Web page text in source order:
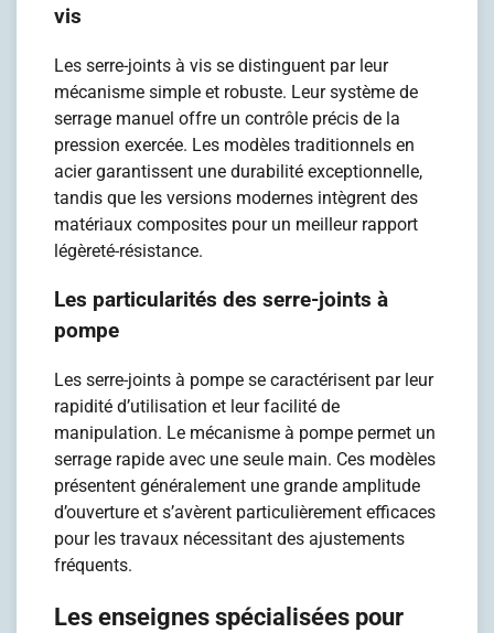
vis
Les serre-joints à vis se distinguent par leur
mécanisme simple et robuste. Leur système de
serrage manuel offre un contrôle précis de la
pression exercée. Les modèles traditionnels en
acier garantissent une durabilité exceptionnelle,
tandis que les versions modernes intègrent des
matériaux composites pour un meilleur rapport
légèreté-résistance.
Les particularités des serre-joints à
pompe
Les serre-joints à pompe se caractérisent par leur
rapidité d’utilisation et leur facilité de
manipulation. Le mécanisme à pompe permet un
serrage rapide avec une seule main. Ces modèles
présentent généralement une grande amplitude
d’ouverture et s’avèrent particulièrement efficaces
pour les travaux nécessitant des ajustements
fréquents.
Les enseignes spécialisées pour